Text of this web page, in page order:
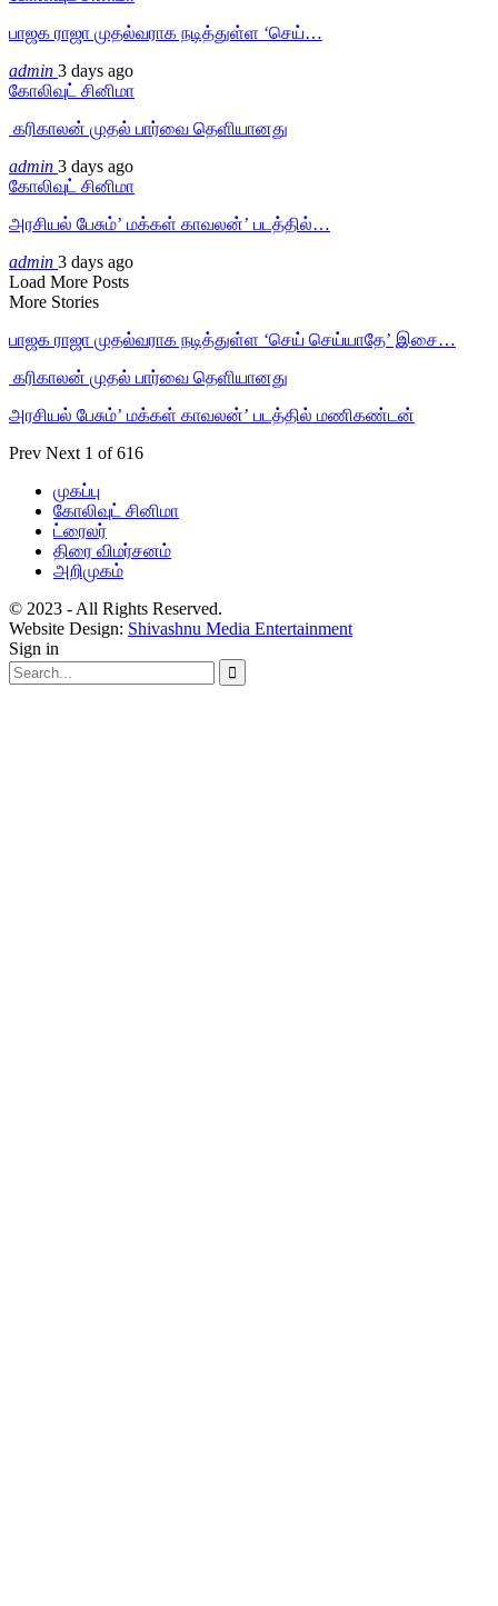
பாஜக ராஜா முதல்வராக நடித்துள்ள ‘செய்…
admin 3 days ago
கோலிவுட் சினிமா
‎ கரிகாலன் முதல் பார்வை தெளியானது
admin 3 days ago
கோலிவுட் சினிமா
அரசியல் பேசும்’ மக்கள் காவலன்’ படத்தில்…
admin 3 days ago
Load More Posts
More Stories
பாஜக ராஜா முதல்வராக நடித்துள்ள ‘செய் செய்யாதே’ இசை…
‎ கரிகாலன் முதல் பார்வை தெளியானது
அரசியல் பேசும்’ மக்கள் காவலன்’ படத்தில் மணிகண்டன்
Prev Next 1 of 616
முகப்பு
கோலிவுட் சினிமா
ட்ரைலர்
திரை விமர்சனம்
அறிமுகம்
© 2023 - All Rights Reserved.
Website Design: Shivashnu Media Entertainment
Sign in